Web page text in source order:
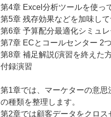
第4章 Excel分析ツールを使っ
第5章 残存効果などを加味し
第6章 予算配分最適化シミュ
第7章 ECとコールセンター 2
第8章 補足解説(演習を終えた
付録演習
第1章では、マーケターの意
の種類を整理します。
第2章では顧客データをクロス